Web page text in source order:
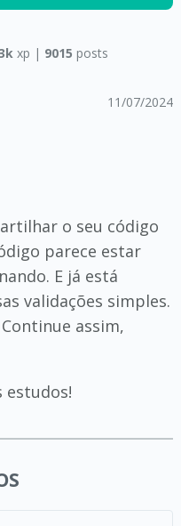
xp | 9015 posts
11/07/2024
o seu código
parece estar
E já está
validações simples.
assim,
estudos!